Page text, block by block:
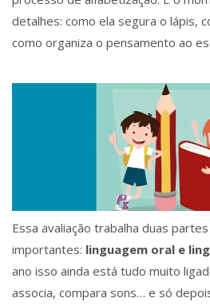
detalhes: como ela segura o lápis,
como organiza o pensamento ao
Essa avaliação trabalha duas
importantes: linguagem oral e
ano isso ainda está tudo muito
associa, compara sons… e só